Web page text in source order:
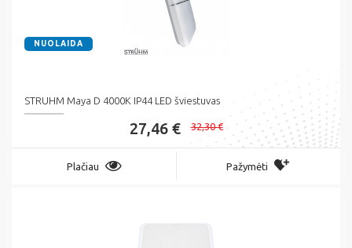
NUOLAIDA
STRUHM Maya D 4000K IP44 LED šviestuvas
27,46 € 32,30 €
Plačiau Pažymėti